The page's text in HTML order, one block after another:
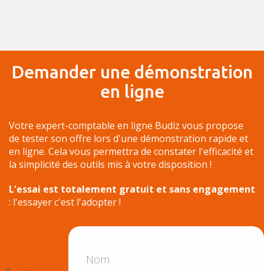
Demander une démonstration
en ligne
Votre expert-comptable en ligne Budiz vous propose
de tester son offre lors d'une démonstration rapide et
en ligne. Cela vous permettra de constater l'efficacité et
la simplicité des outils mis à votre disposition !
L'essai est totalement gratuit et sans engagement
: l'essayer c'est l'adopter !